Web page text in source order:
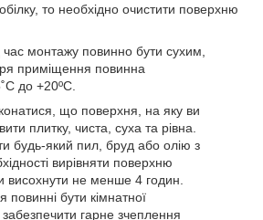
то необхідно очистити поверхню
монтажу повинно бути сухим,
приміщення повинна
до +20ºС.
що поверхня, на яку ви
плитку, чиста, суха та рівна.
будь-який пил, бруд або олію з
вирівняти поверхню
висохнути не менше 4 годин.
повинні бути кімнатної
гарне зчеплення